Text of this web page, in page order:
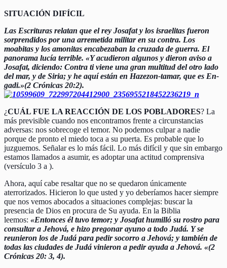
SITUACIÓN DIFÍCIL
Las Escrituras relatan que el rey Josafat y los israelitas fueron
sorprendidos por una arremetida militar en su contra. Los
moabitas y los amonitas encabezaban la cruzada de guerra. El
panorama lucía terrible. «Y acudieron algunos y dieron aviso a
Josafat, diciendo: Contra ti viene una gran multitud del otro lado
del mar, y de Siria; y he aquí están en Hazezon-tamar, que es En-
gadi.»(2 Crónicas 20:2).
¿CUÁL FUE LA REACCIÓN DE LOS POBLADORES? La
más previsible cuando nos encontramos frente a circunstancias
adversas: nos sobrecoge el temor. No podemos culpar a nadie
porque de pronto el miedo toca a su puerta. Es probable que lo
juzguemos. Señalar es lo más fácil. Lo más difícil y que sin embargo
estamos llamados a asumir, es adoptar una actitud comprensiva
(versículo 3 a ).
Ahora, aquí cabe resaltar que no se quedaron únicamente
aterrorizados. Hicieron lo que usted y yo deberíamos hacer siempre
que nos vemos abocados a situaciones complejas: buscar la
presencia de Dios en procura de Su ayuda. En la Biblia
leemos: «Entonces él tuvo temor; y Josafat humilló su rostro para
consultar a Jehová, e hizo pregonar ayuno a todo Judá. Y se
reunieron los de Judá para pedir socorro a Jehová; y también de
todas las ciudades de Judá vinieron a pedir ayuda a Jehová. «(2
Crónicas 20: 3, 4).